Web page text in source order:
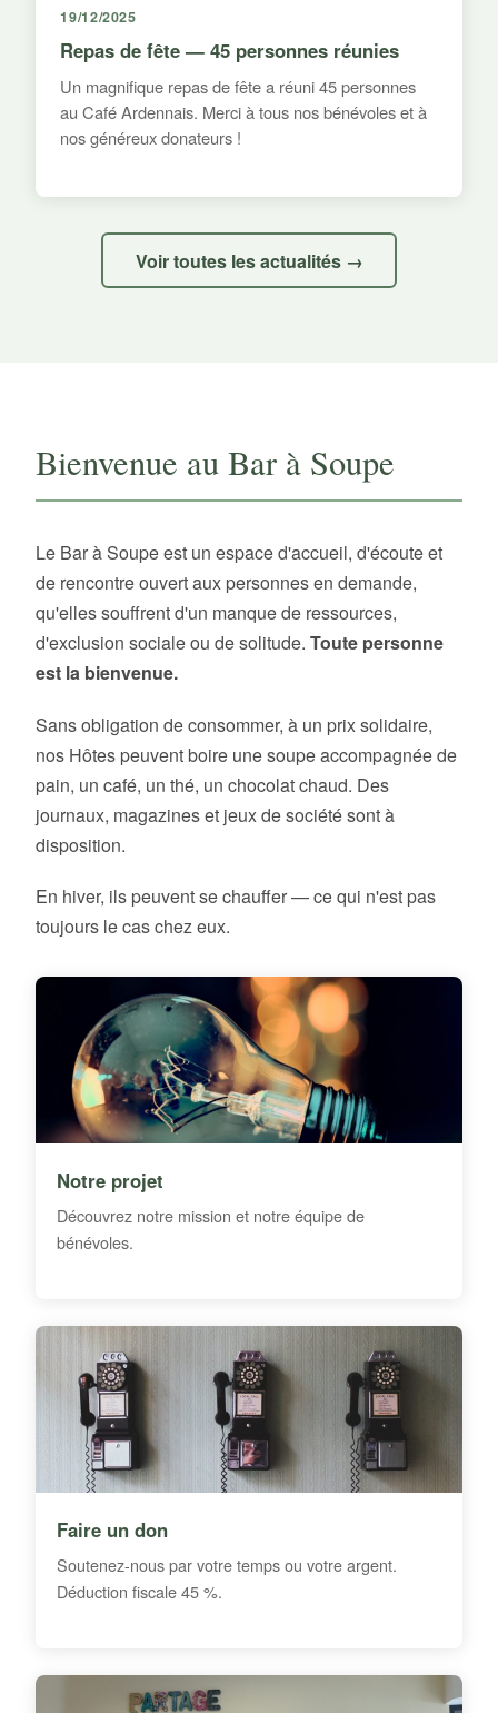
19/12/2025
Repas de fête — 45 personnes réunies
Un magnifique repas de fête a réuni 45 personnes
au Café Ardennais. Merci à tous nos bénévoles et à
nos généreux donateurs !
Voir toutes les actualités →
Bienvenue au Bar à Soupe
Le Bar à Soupe est un espace d'accueil, d'écoute et
de rencontre ouvert aux personnes en demande,
qu'elles souffrent d'un manque de ressources,
d'exclusion sociale ou de solitude. Toute personne
est la bienvenue.
Sans obligation de consommer, à un prix solidaire,
nos Hôtes peuvent boire une soupe accompagnée de
pain, un café, un thé, un chocolat chaud. Des
journaux, magazines et jeux de société sont à
disposition.
En hiver, ils peuvent se chauffer — ce qui n'est pas
toujours le cas chez eux.
Notre projet
Découvrez notre mission et notre équipe de
bénévoles.
Faire un don
Soutenez-nous par votre temps ou votre argent.
Déduction fiscale 45 %.